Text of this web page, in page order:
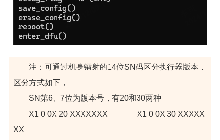
注：可通过机身镭射的14位SN码区分执行器版本，
区分方式如下，
SN第6、7位为版本号，有20和30两种，
X1 0 0X 20 XXXXXXX X1 0 0X 30 XXXXX
XX